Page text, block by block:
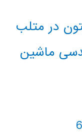
در متلب
ماشین